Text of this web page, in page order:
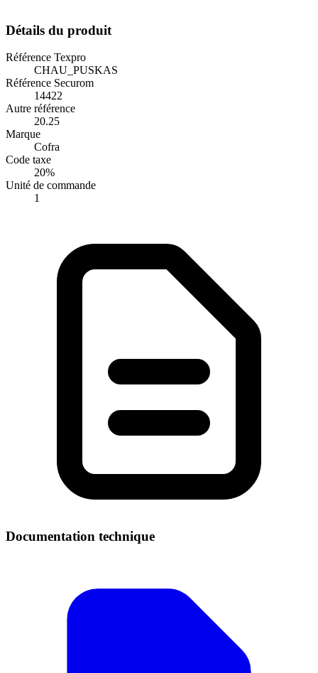
Détails du produit
Référence Texpro
CHAU_PUSKAS
Référence Securom
14422
Autre référence
20.25
Marque
Cofra
Code taxe
20%
Unité de commande
1
Documentation technique